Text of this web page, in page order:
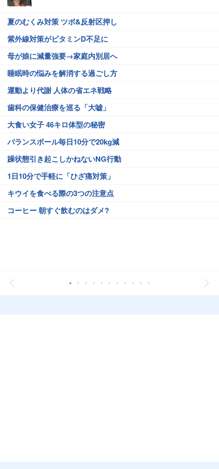
夏のむくみ対策 ツボ&反射区押し
紫外線対策がビタミンD不足に
母が娘に減量強要→家庭内別居へ
睡眠時の悩みを解消する過ごし方
運動より代謝 人体の省エネ戦略
歯科の保健治療を巡る「大嘘」
大食い女子 46キロ体型の秘密
バランスボール毎日10分で20kg減
躁状態引き起こしかねないNG行動
1日10分で手軽に「ひざ痛対策」
キウイを食べる際の3つの注意点
コーヒー 朝すぐ飲むのはダメ?